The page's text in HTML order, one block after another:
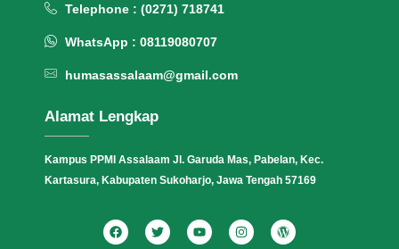
Telephone : (0271) 718741
WhatsApp : 08119080707
humasassalaam@gmail.com
Alamat Lengkap
Kampus PPMI Assalaam Jl. Garuda Mas, Pabelan, Kec.
Kartasura, Kabupaten Sukoharjo, Jawa Tengah 57169